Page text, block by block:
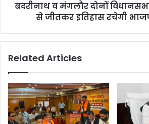
बदरीनाथ व मंगलौर दोनों
से जीतकर इतिहास रचेगी
Related Articles